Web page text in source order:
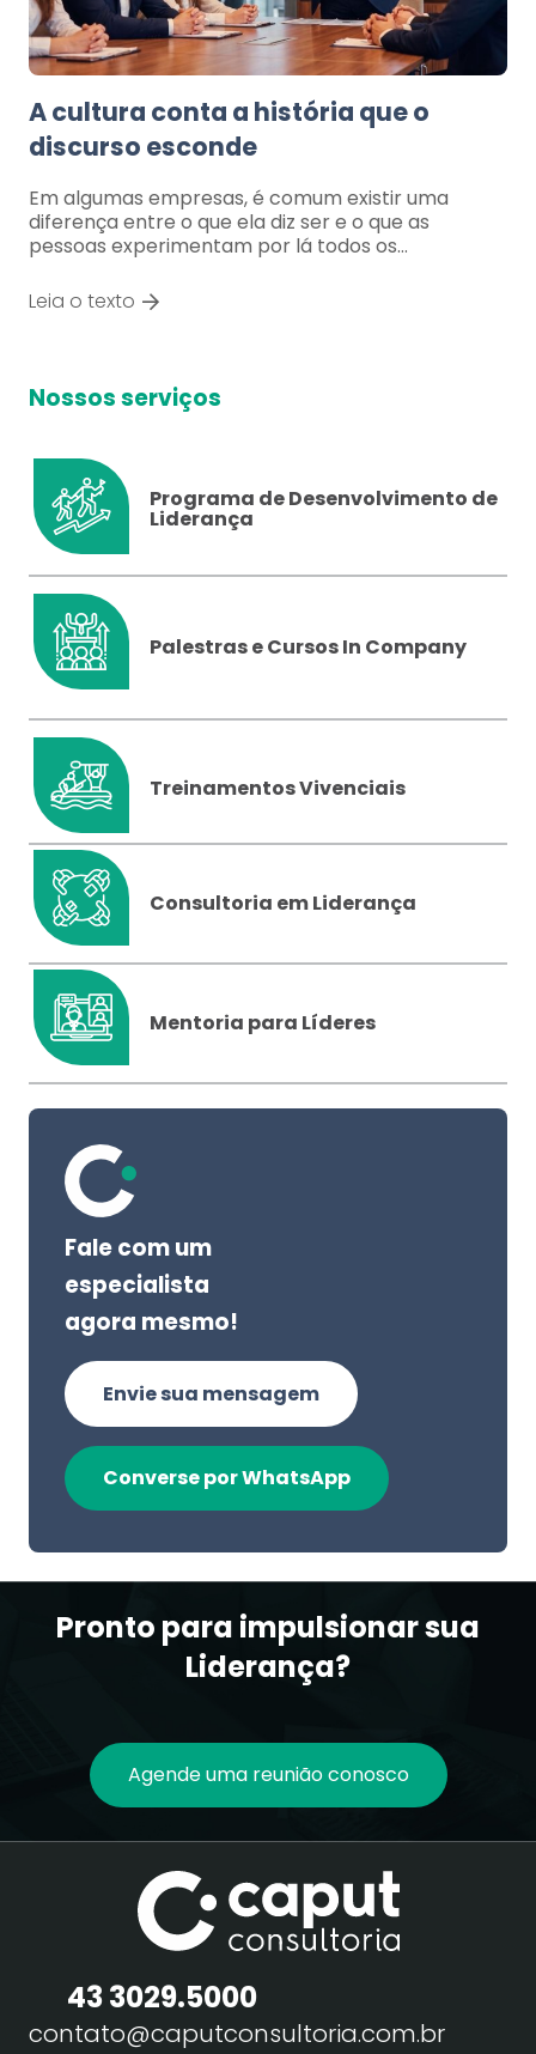
A cultura conta a história que o
discurso esconde
Em algumas empresas, é comum existir uma
diferença entre o que ela diz ser e o que as
pessoas experimentam por lá todos os…
Leia o texto
Nossos serviços
Programa de Desenvolvimento de
Liderança
Palestras e Cursos In Company
Treinamentos Vivenciais
Consultoria em Liderança
Mentoria para Líderes
Fale com um
especialista
agora mesmo!
Envie sua mensagem
Converse por WhatsApp
Pronto para impulsionar sua
Liderança?
Agende uma reunião conosco
43 3029.5000
contato@caputconsultoria.com.br